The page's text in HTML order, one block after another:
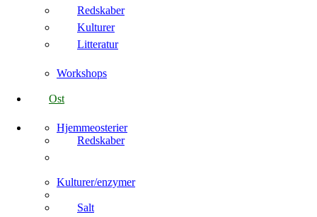
Redskaber
Kulturer
Litteratur
Workshops
Ost
Hjemmeosterier
Redskaber
Kulturer/enzymer
Salt